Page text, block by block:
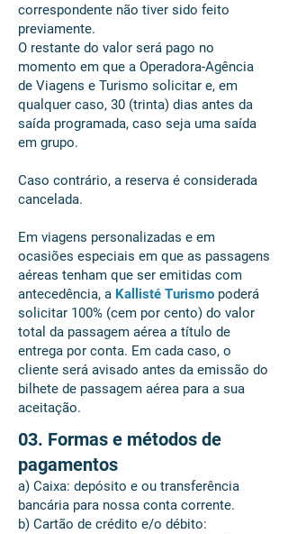
correspondente não tiver sido feito
previamente.
O restante do valor será pago no
momento em que a Operadora-Agência
de Viagens e Turismo solicitar e, em
qualquer caso, 30 (trinta) dias antes da
saída programada, caso seja uma saída
em grupo.
Caso contrário, a reserva é considerada
cancelada.
Em viagens personalizadas e em
ocasiões especiais em que as passagens
aéreas tenham que ser emitidas com
antecedência, a Kallisté Turismo poderá
solicitar 100% (cem por cento) do valor
total da passagem aérea a título de
entrega por conta. Em cada caso, o
cliente será avisado antes da emissão do
bilhete de passagem aérea para a sua
aceitação.
03. Formas e métodos de
pagamentos
a) Caixa: depósito e ou transferência
bancária para nossa conta corrente.
b) Cartão de crédito e/o débito: